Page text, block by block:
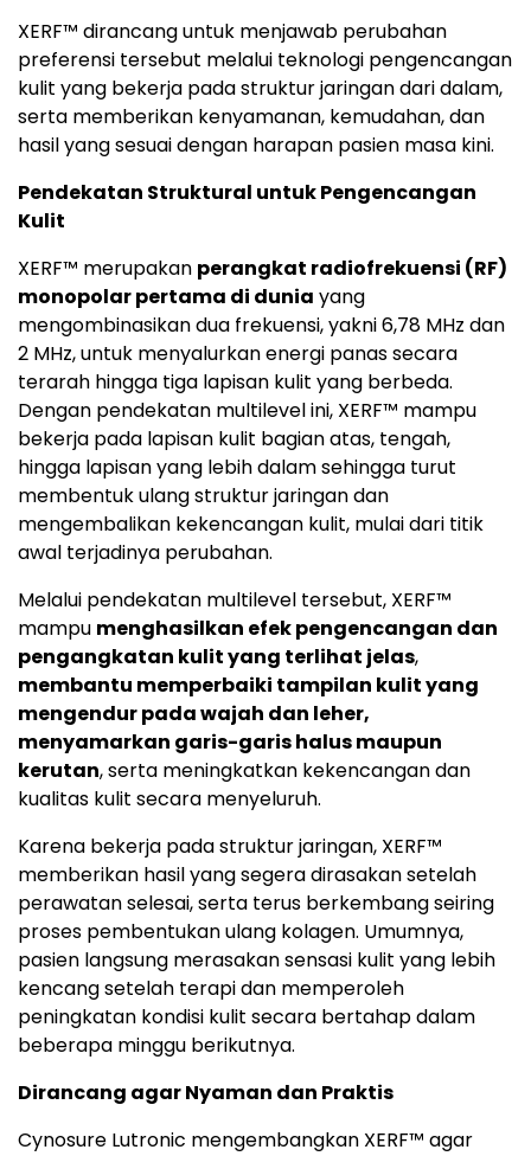
XERF™ dirancang untuk menjawab perubahan
preferensi tersebut melalui teknologi pengencangan
kulit yang bekerja pada struktur jaringan dari dalam,
serta memberikan kenyamanan, kemudahan, dan
hasil yang sesuai dengan harapan pasien masa kini.
Pendekatan Struktural untuk Pengencangan
Kulit
XERF™ merupakan perangkat radiofrekuensi (RF)
monopolar pertama di dunia yang
mengombinasikan dua frekuensi, yakni 6,78 MHz dan
2 MHz, untuk menyalurkan energi panas secara
terarah hingga tiga lapisan kulit yang berbeda.
Dengan pendekatan multilevel ini, XERF™ mampu
bekerja pada lapisan kulit bagian atas, tengah,
hingga lapisan yang lebih dalam sehingga turut
membentuk ulang struktur jaringan dan
mengembalikan kekencangan kulit, mulai dari titik
awal terjadinya perubahan.
Melalui pendekatan multilevel tersebut, XERF™
mampu menghasilkan efek pengencangan dan
pengangkatan kulit yang terlihat jelas,
membantu memperbaiki tampilan kulit yang
mengendur pada wajah dan leher,
menyamarkan garis-garis halus maupun
kerutan, serta meningkatkan kekencangan dan
kualitas kulit secara menyeluruh.
Karena bekerja pada struktur jaringan, XERF™
memberikan hasil yang segera dirasakan setelah
perawatan selesai, serta terus berkembang seiring
proses pembentukan ulang kolagen. Umumnya,
pasien langsung merasakan sensasi kulit yang lebih
kencang setelah terapi dan memperoleh
peningkatan kondisi kulit secara bertahap dalam
beberapa minggu berikutnya.
Dirancang agar Nyaman dan Praktis
Cynosure Lutronic mengembangkan XERF™ agar